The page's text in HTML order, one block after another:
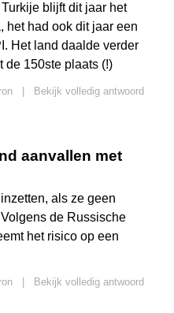
blijft dit jaar het
het had ook dit jaar een
Het land daalde verder
de 150ste plaats (!)
Bekijk volledig antwoord
aanvallen met
als ze geen
de Russische
het risico op een
Bekijk volledig antwoord